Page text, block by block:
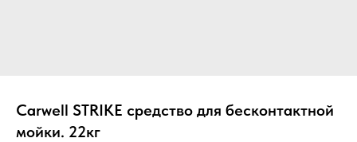
Carwell STRIKE средство для бесконтактной
мойки. 22кг